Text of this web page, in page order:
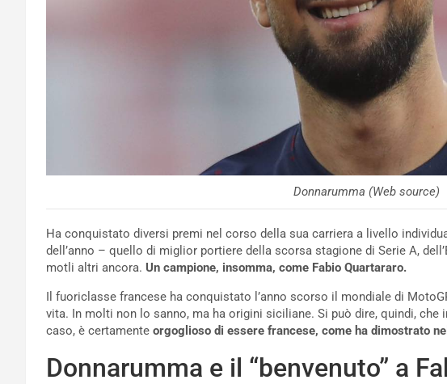
Donnarumma (Web source)
Ha conquistato diversi premi nel corso della sua carriera a livello
dell’anno – quello di miglior portiere della scorsa stagione di Serie A,
motli altri ancora. Un campione, insomma, come Fabio Quartararo.
Il fuoriclasse francese ha conquistato l’anno scorso il mondiale di
vita. In molti non lo sanno, ma ha origini siciliane. Si può dire, quindi, che
caso, è certamente orgoglioso di essere francese, come ha dimostrato
Donnarumma e il “benvenuto” a